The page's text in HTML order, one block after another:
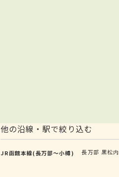
他の沿線・駅で絞り込む
JR函館本線(長万部～小樽) 長万部 黒松内